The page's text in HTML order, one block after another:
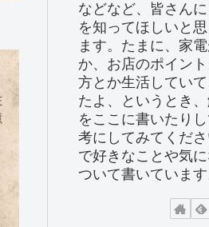
などなど、皆さん
を知ってほしいと
ます。たまに、家
か、お店のポイン
方とか生活してい
たよ、というとき
をここに書いたり
考にしてみてくだ
で好きなことや気
ついて書いています